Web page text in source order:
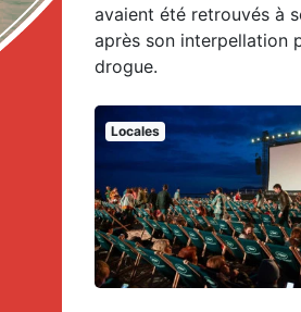
avaient été retrouvés à
après son interpellation
drogue.
Locales